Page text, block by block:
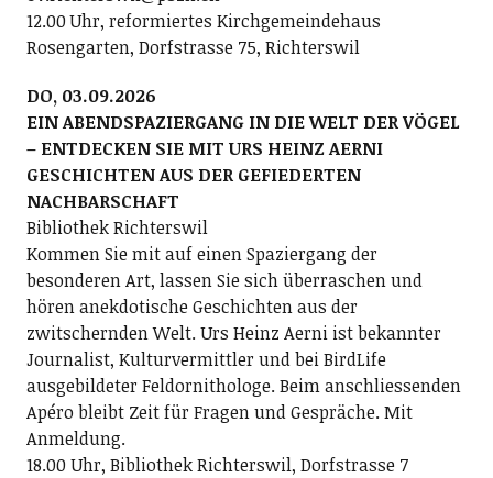
12.00 Uhr, reformiertes Kirchgemeindehaus
Rosengarten, Dorfstrasse 75, Richterswil
DO, 03.09.2026
EIN ABENDSPAZIERGANG IN DIE WELT DER VÖGEL
– ENTDECKEN SIE MIT URS HEINZ AERNI
GESCHICHTEN AUS DER GEFIEDERTEN
NACHBARSCHAFT
Bibliothek Richterswil
Kommen Sie mit auf einen Spaziergang der
besonderen Art, lassen Sie sich überraschen und
hören anekdotische Geschichten aus der
zwitschernden Welt. Urs Heinz Aerni ist bekannter
Journalist, Kulturvermittler und bei BirdLife
ausgebildeter Feldornithologe. Beim anschliessenden
Apéro bleibt Zeit für Fragen und Gespräche. Mit
Anmeldung.
18.00 Uhr, Bibliothek Richterswil, Dorfstrasse 7